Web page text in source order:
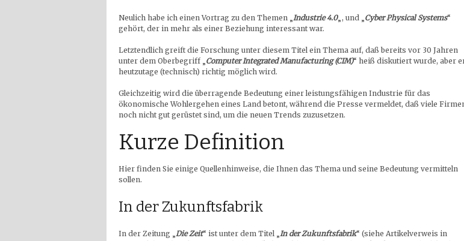
Neulich habe ich einen Vortrag zu den Themen „ Industrie 4.0„, und „ Cyber Physical Systems“
gehört, der in mehr als einer Beziehung interessant war.
Letztendlich greift die Forschung unter diesem Titel ein Thema auf, daß bereits vor 30 Jahren
unter dem Oberbegriff „ Computer Integrated Manufacturing (CIM)“ heiß diskutiert wurde, aber
heutzutage (technisch) richtig möglich wird.
Gleichzeitig wird die überragende Bedeutung einer leistungsfähigen Industrie für das
ökonomische Wohlergehen eines Land betont, während die Presse vermeldet, daß viele
noch nicht gut gerüstet sind, um die neuen Trends zuzusetzen.
Kurze Definition
Hier finden Sie einige Quellenhinweise, die Ihnen das Thema und seine Bedeutung vermitteln
sollen.
In der Zukunftsfabrik
In der Zeitung „ Die Zeit“ ist unter dem Titel „ In der Zukunftsfabrik“ (siehe Artikelverweis in